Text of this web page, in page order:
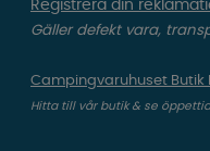
Registrera din
Gäller defekt vara,
Campingvaruhuset Butik
Hitta till vår butik & se